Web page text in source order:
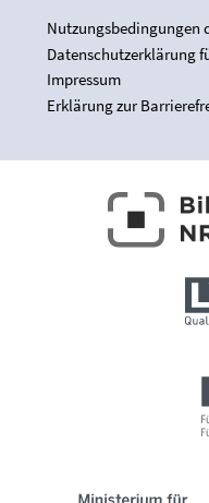
Nutzungsbedingungen
Datenschutzerklärung
Impressum
Erklärung zur